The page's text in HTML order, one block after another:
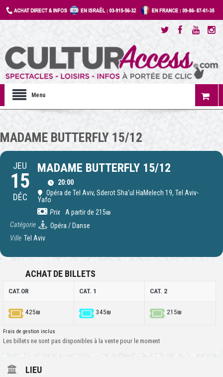
Menu
MADAME BUTTERFLY 15/12
JEU
15
DÉC
MADAME BUTTERFLY 15/12
20:00
Opéra de Tel Aviv, Sderot Sha'ul HaMelech 19, Tel Aviv-
Yafo
Prix
A partir de 215₪
Catégorie
Opéra / Danse
Ville Tel Aviv
ACHAT DE BILLETS
CAT.OR CAT. 1 CAT. 2
425₪ 345₪ 215₪
Frais de gestion inclus
Les billets ne sont pas disponibles à la vente pour le moment
LIEU